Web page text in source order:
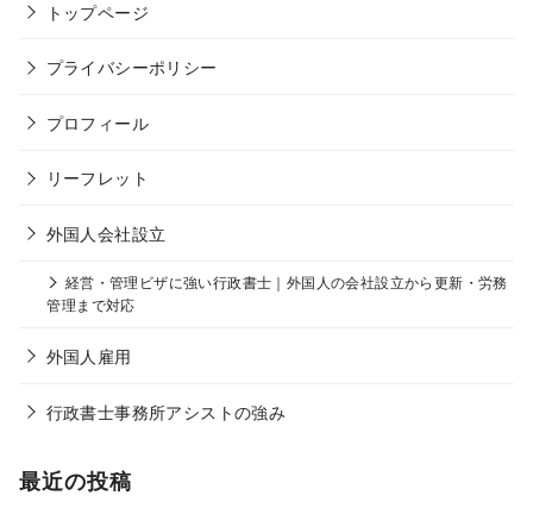
トップページ
プライバシーポリシー
プロフィール
リーフレット
外国人会社設立
経営・管理ビザに強い行政書士｜外国人の会社設立から更新・労務
管理まで対応
外国人雇用
行政書士事務所アシストの強み
最近の投稿